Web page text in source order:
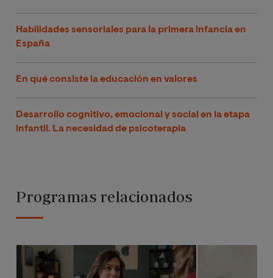
Habilidades sensoriales para la primera infancia en
España
En qué consiste la educación en valores
Desarrollo cognitivo, emocional y social en la etapa
infantil. La necesidad de psicoterapia
Programas relacionados